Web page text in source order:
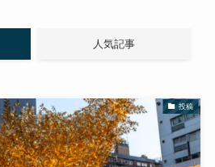
人気記事
投稿